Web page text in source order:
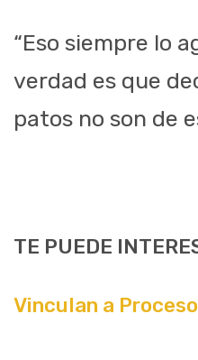
“Eso siempre lo
verdad es que
patos no son de
TE PUEDE
Vinculan a